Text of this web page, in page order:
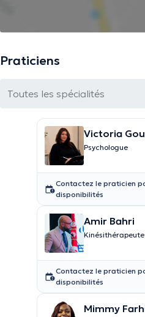
Praticiens
Toutes les spécialités
Victoria
Psychologue
Contactez le praticien
disponibilités
Amir Bahri
Kinésithérapeute
Contactez le praticien
disponibilités
Mimmy